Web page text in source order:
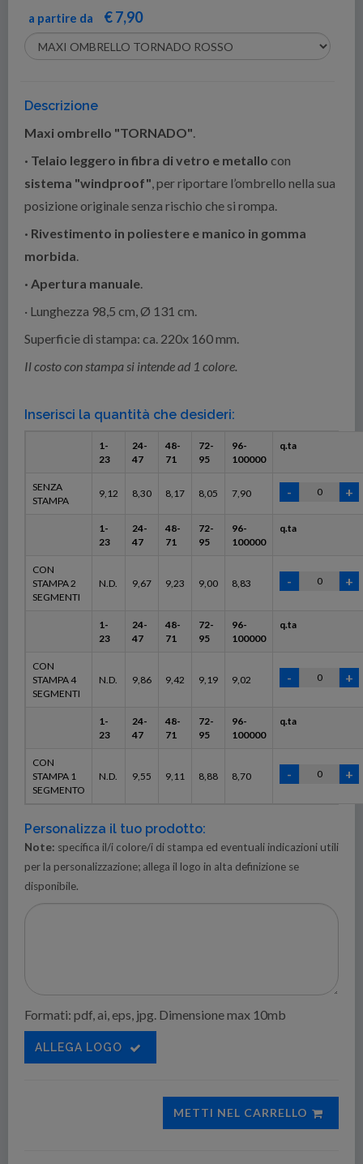
a partire da € 7,90
Descrizione
Maxi ombrello "TORNADO".
· Telaio leggero in fibra di vetro e metallo con
sistema "windproof", per riportare l’ombrello nella sua
posizione originale senza rischio che si rompa.
· Rivestimento in poliestere e manico in gomma
morbida.
· Apertura manuale.
· Lunghezza 98,5 cm, Ø 131 cm.
Superficie di stampa: ca. 220x 160 mm.
Il costo con stampa si intende ad 1 colore.
Inserisci la quantità che desideri:
1-
23
24-
47
48-
71
72-
95
96-
100000
q.ta
SENZA
STAMPA
9,12 8,30 8,17 8,05 7,90
1-
23
24-
47
48-
71
72-
95
96-
100000
q.ta
CON
STAMPA 2
SEGMENTI
N.D. 9,67 9,23 9,00 8,83
1-
23
24-
47
48-
71
72-
95
96-
100000
q.ta
CON
STAMPA 4
SEGMENTI
N.D. 9,86 9,42 9,19 9,02
1-
23
24-
47
48-
71
72-
95
96-
100000
q.ta
CON
STAMPA 1
SEGMENTO
N.D. 9,55 9,11 8,88 8,70
Personalizza il tuo prodotto:
Note: specifica il/i colore/i di stampa ed eventuali indicazioni utili
per la personalizzazione; allega il logo in alta definizione se
disponibile.
Formati: pdf, ai, eps, jpg. Dimensione max 10mb
ALLEGA LOGO
METTI NEL CARRELLO